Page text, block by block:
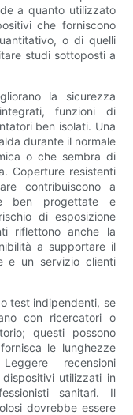
a quanto utilizzato
che forniscono
o di quelli
studi sottoposti a
la sicurezza
funzioni di
ben isolati. Una
durante il normale
o che sembra di
Coperture resistenti
contribuiscono a
ben progettate e
di esposizione
riflettono anche la
a supportare il
e un servizio clienti
test indipendenti, se
con ricercatori o
questi possono
le lunghezze
recensioni
utilizzati in
sanitari. Il
dovrebbe essere